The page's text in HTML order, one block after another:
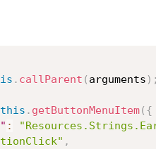
. callParent ( arguments ) ;
this . getButtonMenuItem( {
:
,